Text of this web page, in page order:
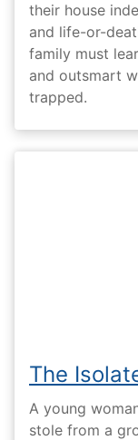
their house
and life-or-
family must
and outsmart
trapped.
The
A young
stole from a